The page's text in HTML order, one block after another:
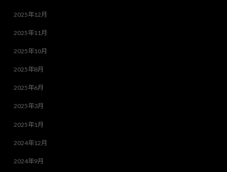
2025年12月
2025年11月
2025年10月
2025年8月
2025年6月
2025年3月
2025年1月
2024年12月
2024年9月